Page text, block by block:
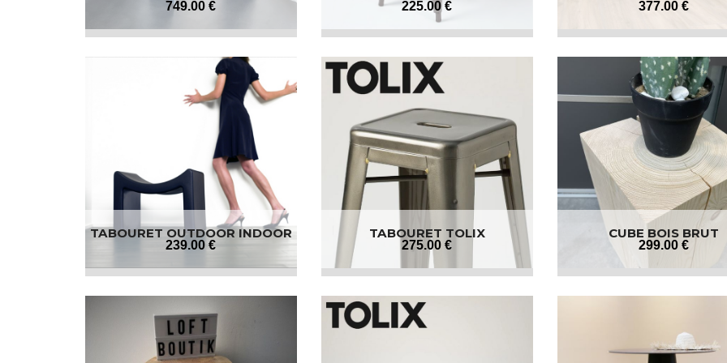
749.00 € 225.00 € 377.00 €
TABOURET OUTDOOR INDOOR
239.00 €
TABOURET TOLIX
275.00 €
CUBE BOIS BRUT
299.00 €